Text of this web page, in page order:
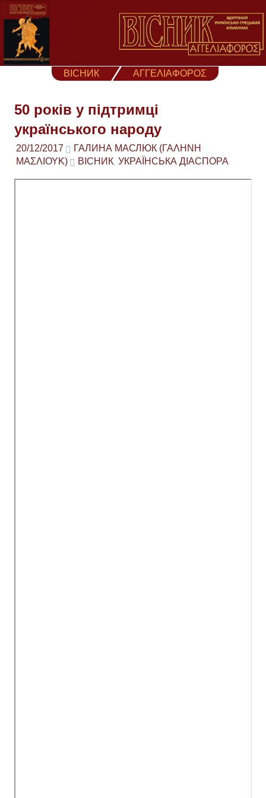
Skip
content
ВІСНИК ΑΓΓΕΛΙΑΦΟΡΟΣ
50 років у підтримці
українського народу
20/12/2017
ГАЛИНА МАСЛЮК (ΓΑΛΉΝΗ
ΜΑΣΛΙΟΎΚ)
ВІСНИК, УКРАЇНСЬКА ДІАСПОРА